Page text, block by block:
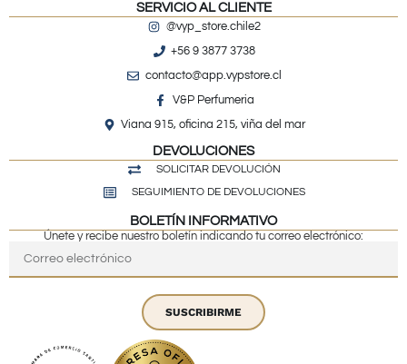
SERVICIO AL CLIENTE
@vyp_store.chile2
+56 9 3877 3738
contacto@app.vypstore.cl
V&P Perfumeria
Viana 915, oficina 215, viña del mar
DEVOLUCIONES
SOLICITAR DEVOLUCIÓN
SEGUIMIENTO DE DEVOLUCIONES
BOLETÍN INFORMATIVO
Únete y recibe nuestro boletín indicando tu correo electrónico:
SUSCRIBIRME